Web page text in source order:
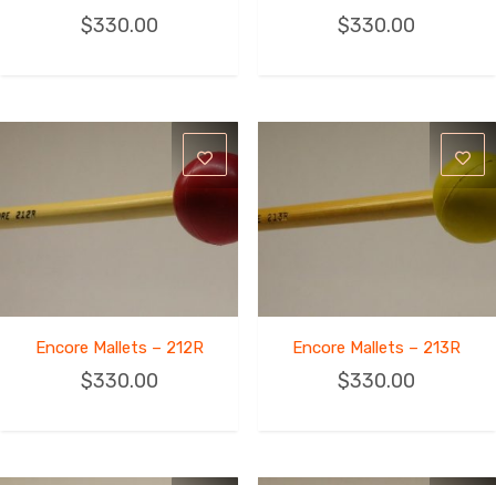
$330.00 $330.00
Encore Mallets – 212R
$330.00
Encore Mallets – 213R
$330.00